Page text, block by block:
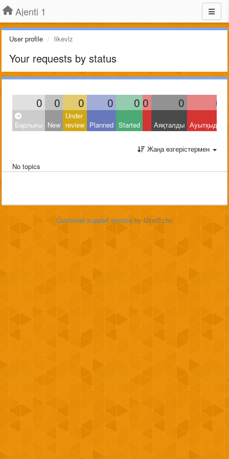
Ajenti 1
User profile likevlz
Your requests by status
0 0 0 0 0 0 0 0
Барлығы New
Under
review Planned Started Аяқталды Ауытқыды
Жаңа өзгерістермен
No topics
Customer support service by UserEcho